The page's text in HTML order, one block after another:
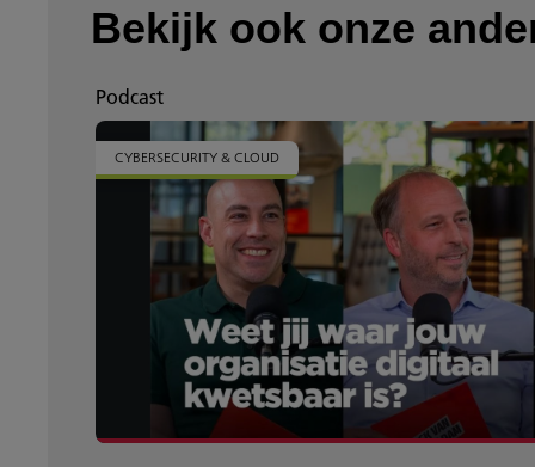
Bekijk ook onze
Podcast
CYBERSECURITY & CLOUD